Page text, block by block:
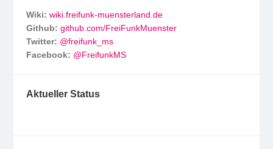
Wiki: wiki.freifunk-muensterland.de
Github: github.com/FreiFunkMuenster
Twitter: @freifunk_ms
Facebook: @FreifunkMS
Aktueller Status